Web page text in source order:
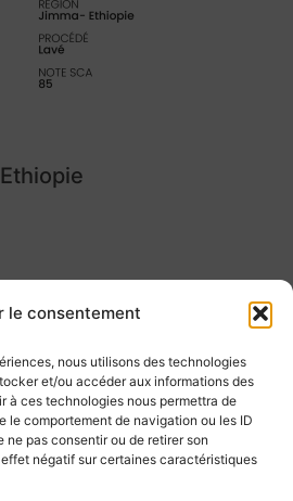
le consentement
nous utilisons des technologies
et/ou accéder aux informations des
à ces technologies nous permettra de
le comportement de navigation ou les ID
ne pas consentir ou de retirer son
négatif sur certaines caractéristiques